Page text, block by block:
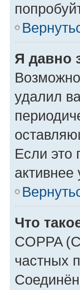
Я давно
удалил
Если это
активнее
Что
COPPA
частных